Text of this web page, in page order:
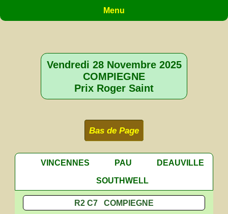
Menu
Vendredi 28 Novembre 2025
COMPIEGNE
Prix Roger Saint
Bas de Page
VINCENNES PAU
DEAUVILLE
SOUTHWELL
R2 C7 COMPIEGNE